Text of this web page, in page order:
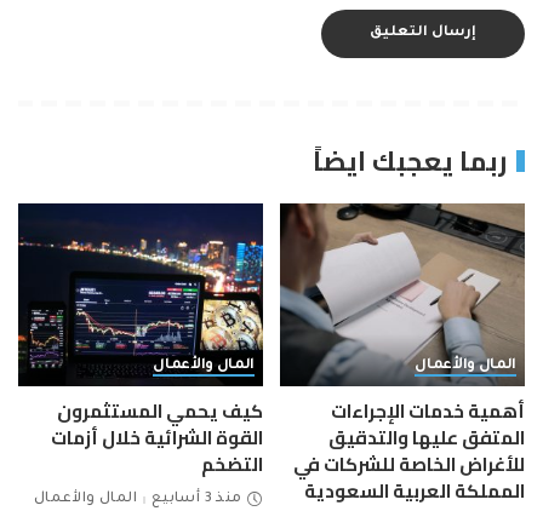
ربما يعجبك ايضاً
المال والأعمال
أهمية خدمات الإجراءات
المتفق عليها والتدقيق
للأغراض الخاصة للشركات في
المملكة العربية السعودية
المال والأعمال
كيف يحمي المستثمرون
القوة الشرائية خلال أزمات
التضخم
منذ 3 أسابيع المال والأعمال